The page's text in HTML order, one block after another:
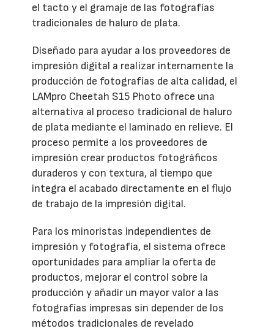
el tacto y el gramaje de las fotografías
tradicionales de haluro de plata.
Diseñado para ayudar a los proveedores de
impresión digital a realizar internamente la
producción de fotografías de alta calidad, el
LAMpro Cheetah S15 Photo ofrece una
alternativa al proceso tradicional de haluro
de plata mediante el laminado en relieve. El
proceso permite a los proveedores de
impresión crear productos fotográficos
duraderos y con textura, al tiempo que
integra el acabado directamente en el flujo
de trabajo de la impresión digital.
Para los minoristas independientes de
impresión y fotografía, el sistema ofrece
oportunidades para ampliar la oferta de
productos, mejorar el control sobre la
producción y añadir un mayor valor a las
fotografías impresas sin depender de los
métodos tradicionales de revelado